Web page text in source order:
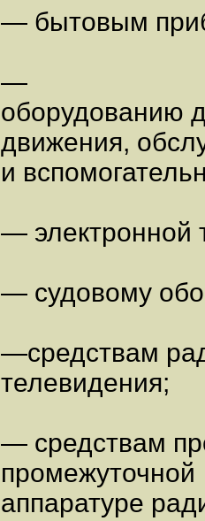
— бытовым
—
оборудованию
движения,
и
— электронной
— судовому
—средствам
телевидения;
— средствам
промежуточной
аппаратуре